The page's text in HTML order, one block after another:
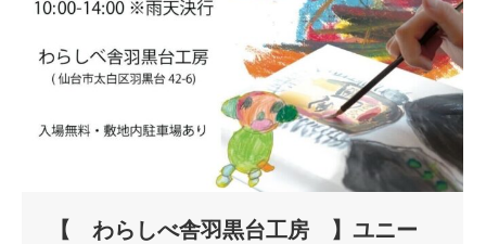
【 わらしべ舎羽黒台工房 】ユニー